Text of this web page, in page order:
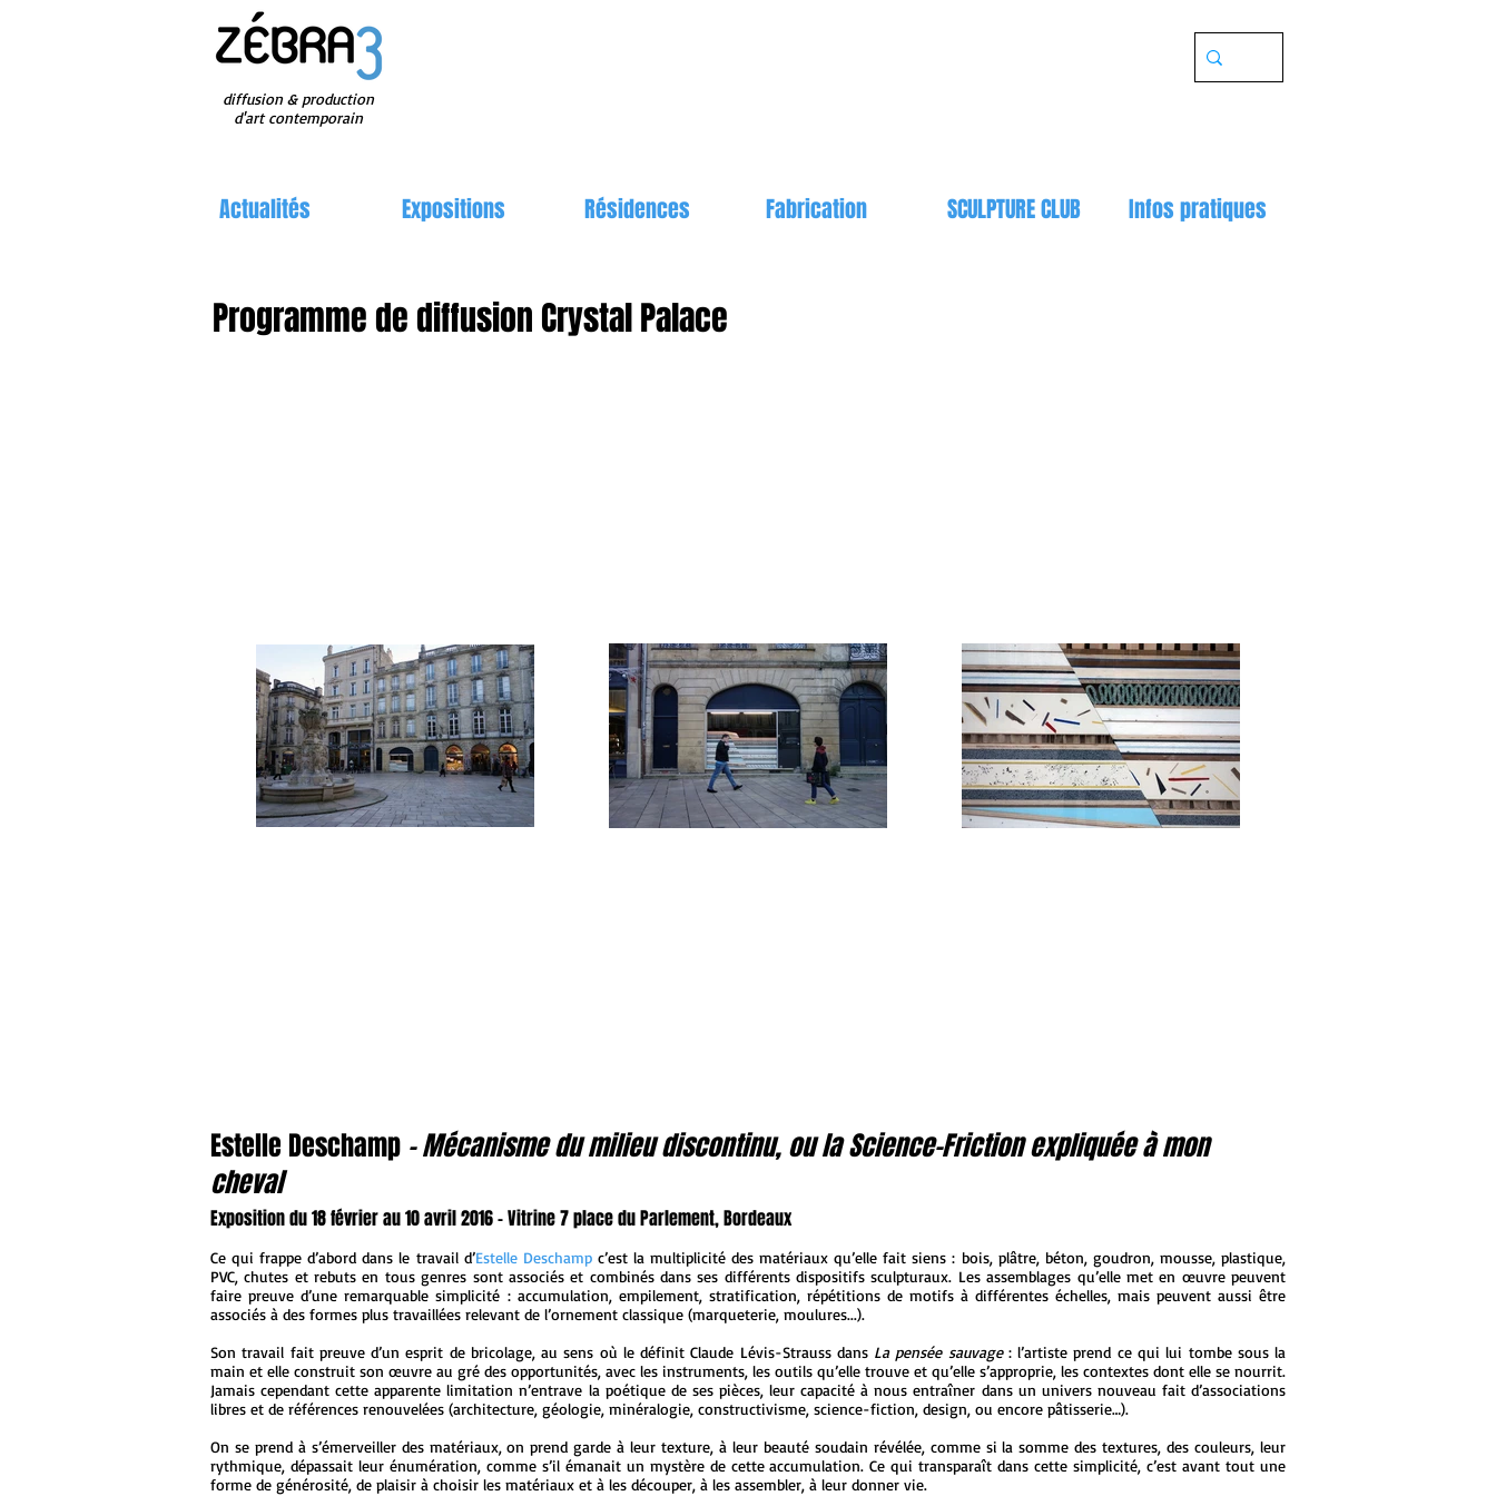
diffusion & production
d'art contemporain
Actualités Expositions Résidences Fabrication SCULPTURE CLUB Infos pratiques
Programme de diffusion Crystal Palace
Exposition du 18 février au 10 avril 2016 - Vitrine 7 place du Parlement, Bordeaux
Estelle Deschamp - Mécanisme du milieu discontinu, ou la Science-Friction expliquée à mon
cheval
Ce qui frappe d’abord dans le travail d’Estelle Deschamp c’est la multiplicité des matériaux qu’elle fait siens : bois, plâtre, béton, goudron, mousse, plastique,
PVC, chutes et rebuts en tous genres sont associés et combinés dans ses différents dispositifs sculpturaux. Les assemblages qu’elle met en œuvre peuvent
faire preuve d’une remarquable simplicité : accumulation, empilement, stratification, répétitions de motifs à différentes échelles, mais peuvent aussi être
associés à des formes plus travaillées relevant de l’ornement classique (marqueterie, moulures...).
Son travail fait preuve d’un esprit de bricolage, au sens où le définit Claude Lévis-Strauss dans La pensée sauvage: l’artiste prend ce qui lui tombe sous la
main et elle construit son œuvre au gré des opportunités, avec les instruments, les outils qu’elle trouve et qu’elle s’approprie, les contextes dont elle se nourrit.
Jamais cependant cette apparente limitation n’entrave la poétique de ses pièces, leur capacité à nous entraîner dans un univers nouveau fait d’associations
libres et de références renouvelées (architecture, géologie, minéralogie, constructivisme, science-fiction, design, ou encore pâtisserie…).
On se prend à s’émerveiller des matériaux, on prend garde à leur texture, à leur beauté soudain révélée, comme si la somme des textures, des couleurs, leur
rythmique, dépassait leur énumération, comme s’il émanait un mystère de cette accumulation. Ce qui transparaît dans cette simplicité, c’est avant tout une
forme de générosité, de plaisir à choisir les matériaux et à les découper, à les assembler, à leur donner vie.